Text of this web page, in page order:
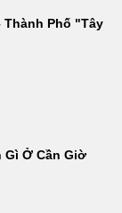
Thành Phố "Tây
Gì Ở Cần Giờ